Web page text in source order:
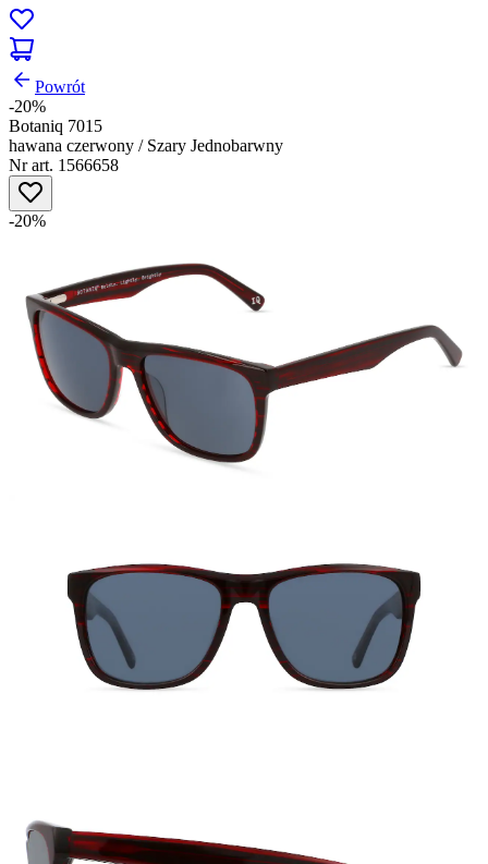
Powrót
-20%
Botaniq 7015
hawana czerwony / Szary Jednobarwny
Nr art. 1566658
-20%